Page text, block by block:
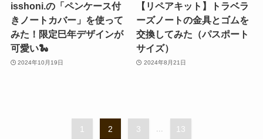
isshoni.の「ペンケース付
きノートカバー」を使って
みた！限定巳年デザインが
可愛い🐍
2024年10月19日
【リペアキット】トラベラ
ーズノートの金具とゴムを
交換してみた（パスポート
サイズ）
2024年8月21日
1 2 3 ... 13